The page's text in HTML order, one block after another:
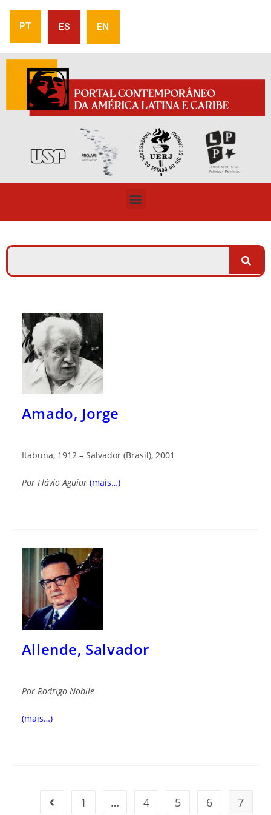
PT ES EN
Amado, Jorge
Itabuna, 1912 – Salvador (Brasil), 2001
Por Flávio Aguiar (mais…)
Allende, Salvador
Por Rodrigo Nobile
(mais…)
1 … 4 5 6 7